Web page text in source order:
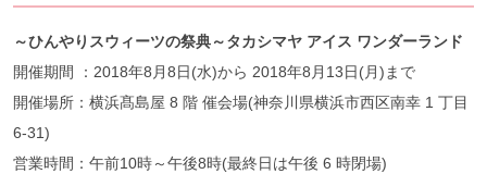
～ひんやりスウィーツの祭典～タカシマヤ アイス ワンダーランド
開催期間 ：2018年8月8日(水)から 2018年8月13日(月)まで
開催場所：横浜髙島屋 8 階 催会場(神奈川県横浜市西区南幸 1 丁目
6-31)
営業時間：午前10時～午後8時(最終日は午後 6 時閉場)